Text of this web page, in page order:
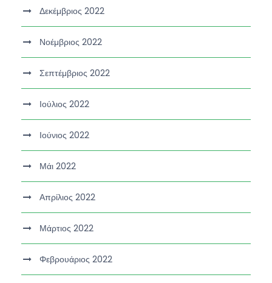
Δεκέμβριος 2022
Νοέμβριος 2022
Σεπτέμβριος 2022
Ιούλιος 2022
Ιούνιος 2022
Μάι 2022
Απρίλιος 2022
Μάρτιος 2022
Φεβρουάριος 2022